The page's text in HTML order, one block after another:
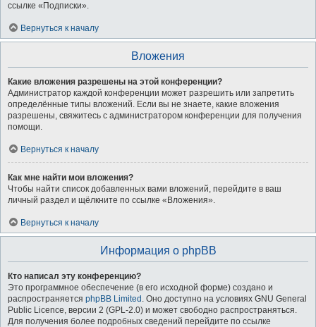
ссылке «Подписки».
Вернуться к началу
Вложения
Какие вложения разрешены на этой конференции?
Администратор каждой конференции может разрешить или запретить
определённые типы вложений. Если вы не знаете, какие вложения
разрешены, свяжитесь с администратором конференции для получения
помощи.
Вернуться к началу
Как мне найти мои вложения?
Чтобы найти список добавленных вами вложений, перейдите в ваш
личный раздел и щёлкните по ссылке «Вложения».
Вернуться к началу
Информация о phpBB
Кто написал эту конференцию?
Это программное обеспечение (в его исходной форме) создано и
распространяется phpBB Limited . Оно доступно на условиях GNU General
Public Licence, версии 2 (GPL-2.0) и может свободно распространяться.
Для получения более подробных сведений перейдите по ссылке